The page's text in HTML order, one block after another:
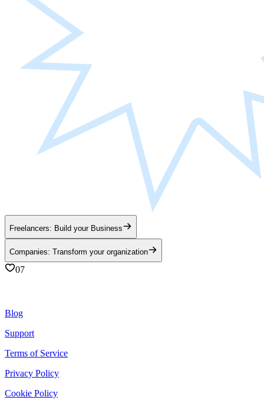
Freelancers: Build your Business
Companies: Transform your organization
07
Blog
Support
Terms of Service
Privacy Policy
Cookie Policy